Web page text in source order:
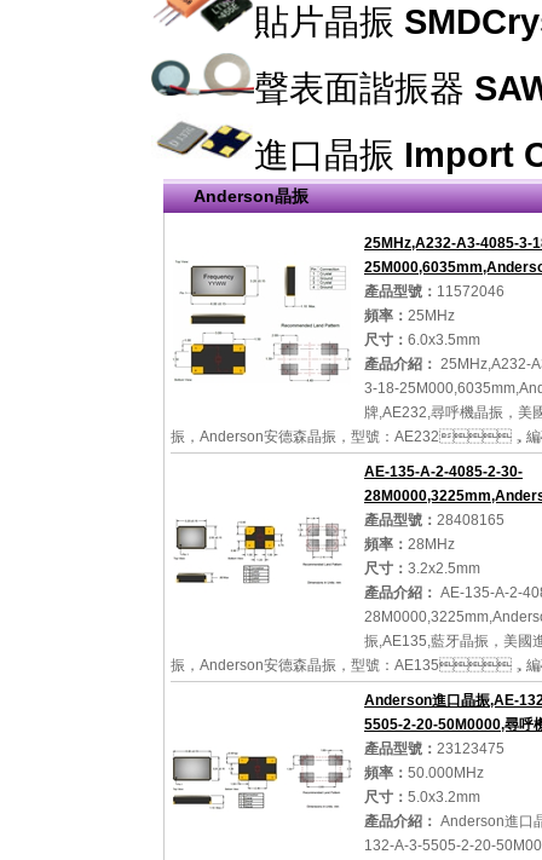
貼片晶振
聲表面諧振器
進口晶振 Import
Anderson晶振
25MHz,A232-A3-4085-3-
產品型號： 11572046
頻率： 25MHz
尺寸： 6.0x3.5mm
產品介紹： 25MHz,A232-
3-18-
牌,AE232,尋呼機晶振，
振，Anderson安德森晶振，型號：AE232，
詳細參數 查看大圖
AE-135-A-2-4085-2-30-
產品型號： 28408165
頻率： 28MHz
尺寸： 3.2x2.5mm
產品介紹： AE-135-A-2-
振,AE135,藍牙晶振，美國
振，Anderson安德森晶振，型號：AE135，
AE-135-A-2-4085-2-30-28M0000石英晶振，校準公差：
詳細參數 查看大圖
Anderson進口晶振,AE-
5505-2-20-50M0000,尋呼
產品型號： 23123475
頻率： 50.000MHz
尺寸： 5.0x3.2mm
產品介紹： Anderson進口
132-A-3-5505-2-20-